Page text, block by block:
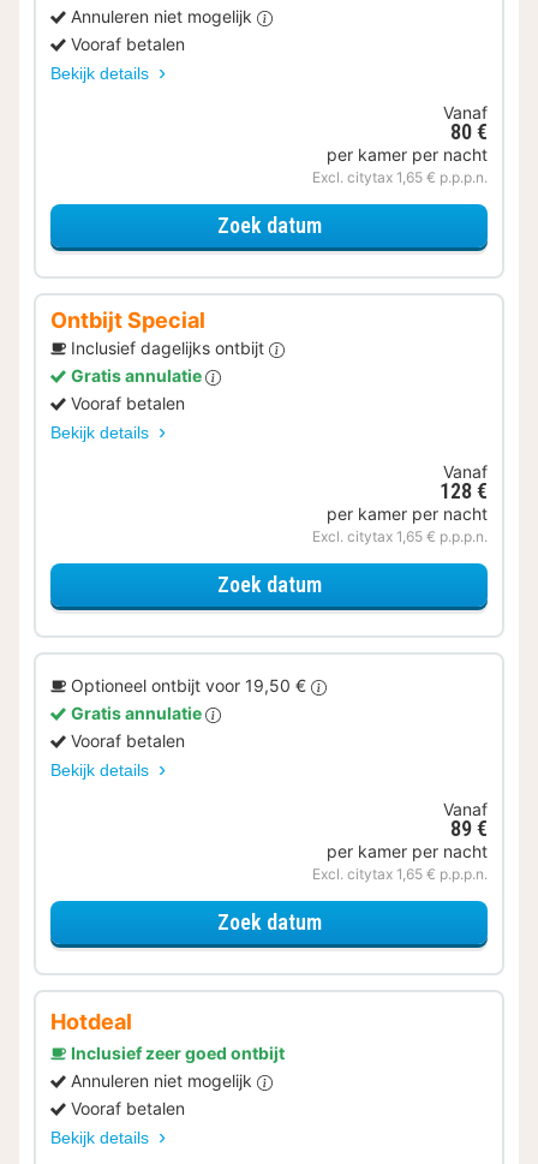
Annuleren niet mogelijk
Vooraf betalen
Bekijk details
Vanaf
80 €
per kamer per nacht
Excl. citytax 1,65 € p.p.p.n.
Zoek datumvoor Comfort Twin
Ontbijt Special
Inclusief dagelijks ontbijt
Gratis annulatie
Vooraf betalen
Bekijk details
Vanaf
128 €
per kamer per nacht
Excl. citytax 1,65 € p.p.p.n.
Zoek datumvoor Ontbijt Special
Optioneel ontbijt voor 19,50 €
Gratis annulatie
Vooraf betalen
Bekijk details
Vanaf
89 €
per kamer per nacht
Excl. citytax 1,65 € p.p.p.n.
Zoek datumvoor Comfort Twin
Hotdeal
Inclusief zeer goed ontbijt
Annuleren niet mogelijk
Vooraf betalen
Bekijk details